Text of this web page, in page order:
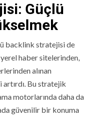
Güçlü
backlink stratejisi de
haber sitelerinden,
alınan
Bu stratejik
motorlarında daha da
güvenilir bir konuma